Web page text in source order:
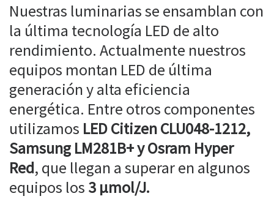
Nuestras luminarias se ensamblan con
la última tecnología LED de alto
rendimiento. Actualmente nuestros
equipos montan LED de última
generación y alta eficiencia
energética. Entre otros componentes
utilizamos LED Citizen CLU048-1212,
Samsung LM281B+ y Osram Hyper
Red, que llegan a superar en algunos
equipos los 3 µmol/J.